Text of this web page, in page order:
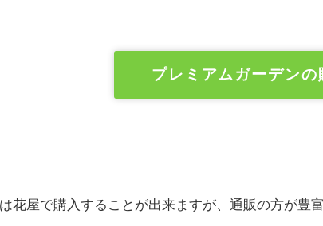
プレミアムガーデンの
花屋で購入することが出来ますが、通販の方が豊